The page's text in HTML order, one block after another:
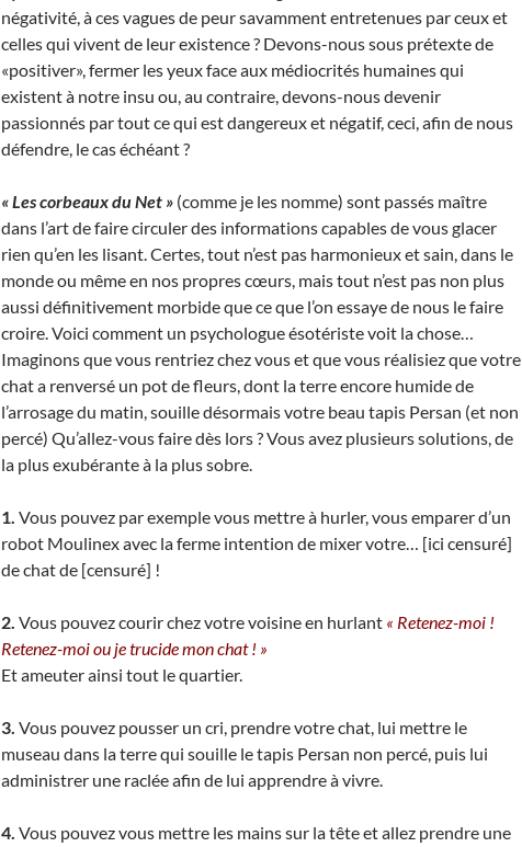
négativité, à ces vagues de peur savamment entretenues par ceux et
celles qui vivent de leur existence ? Devons-nous sous prétexte de
«positiver», fermer les yeux face aux médiocrités humaines qui
existent à notre insu ou, au contraire, devons-nous devenir
passionnés par tout ce qui est dangereux et négatif, ceci, afin de nous
défendre, le cas échéant ?
« Les corbeaux du Net » (comme je les nomme) sont passés maître
dans l’art de faire circuler des informations capables de vous glacer
rien qu’en les lisant. Certes, tout n’est pas harmonieux et sain, dans le
monde ou même en nos propres cœurs, mais tout n’est pas non plus
aussi définitivement morbide que ce que l’on essaye de nous le faire
croire. Voici comment un psychologue ésotériste voit la chose…
Imaginons que vous rentriez chez vous et que vous réalisiez que votre
chat a renversé un pot de fleurs, dont la terre encore humide de
l’arrosage du matin, souille désormais votre beau tapis Persan (et non
percé) Qu’allez-vous faire dès lors ? Vous avez plusieurs solutions, de
la plus exubérante à la plus sobre.
1. Vous pouvez par exemple vous mettre à hurler, vous emparer d’un
robot Moulinex avec la ferme intention de mixer votre… [ici censuré]
de chat de [censuré] !
2. Vous pouvez courir chez votre voisine en hurlant « Retenez-moi !
Retenez-moi ou je trucide mon chat ! »
Et ameuter ainsi tout le quartier.
3. Vous pouvez pousser un cri, prendre votre chat, lui mettre le
museau dans la terre qui souille le tapis Persan non percé, puis lui
administrer une raclée afin de lui apprendre à vivre.
4. Vous pouvez vous mettre les mains sur la tête et allez prendre une